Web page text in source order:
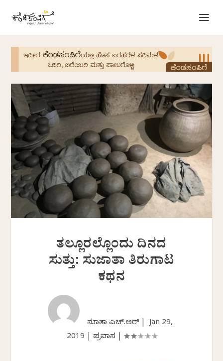
ತಲ್ಲೂರಲ್ಲೊಂದು ದಿನದ
ಸುತ್ತು: ಸುಜಾತಾ ತಿರುಗಾಟ
ಕಥನ
ಸುಜಾತಾ ಎಚ್.ಆರ್ |Jan 29,
2019
ಪ್ರವಾಸ